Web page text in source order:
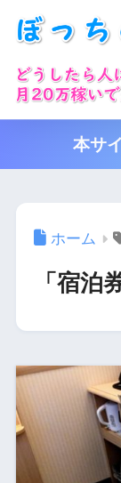
本サ
ホーム
「宿泊